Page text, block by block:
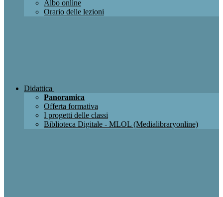
Albo online
Orario delle lezioni
Didattica
Panoramica
Offerta formativa
I progetti delle classi
Biblioteca Digitale - MLOL (Medialibraryonline)